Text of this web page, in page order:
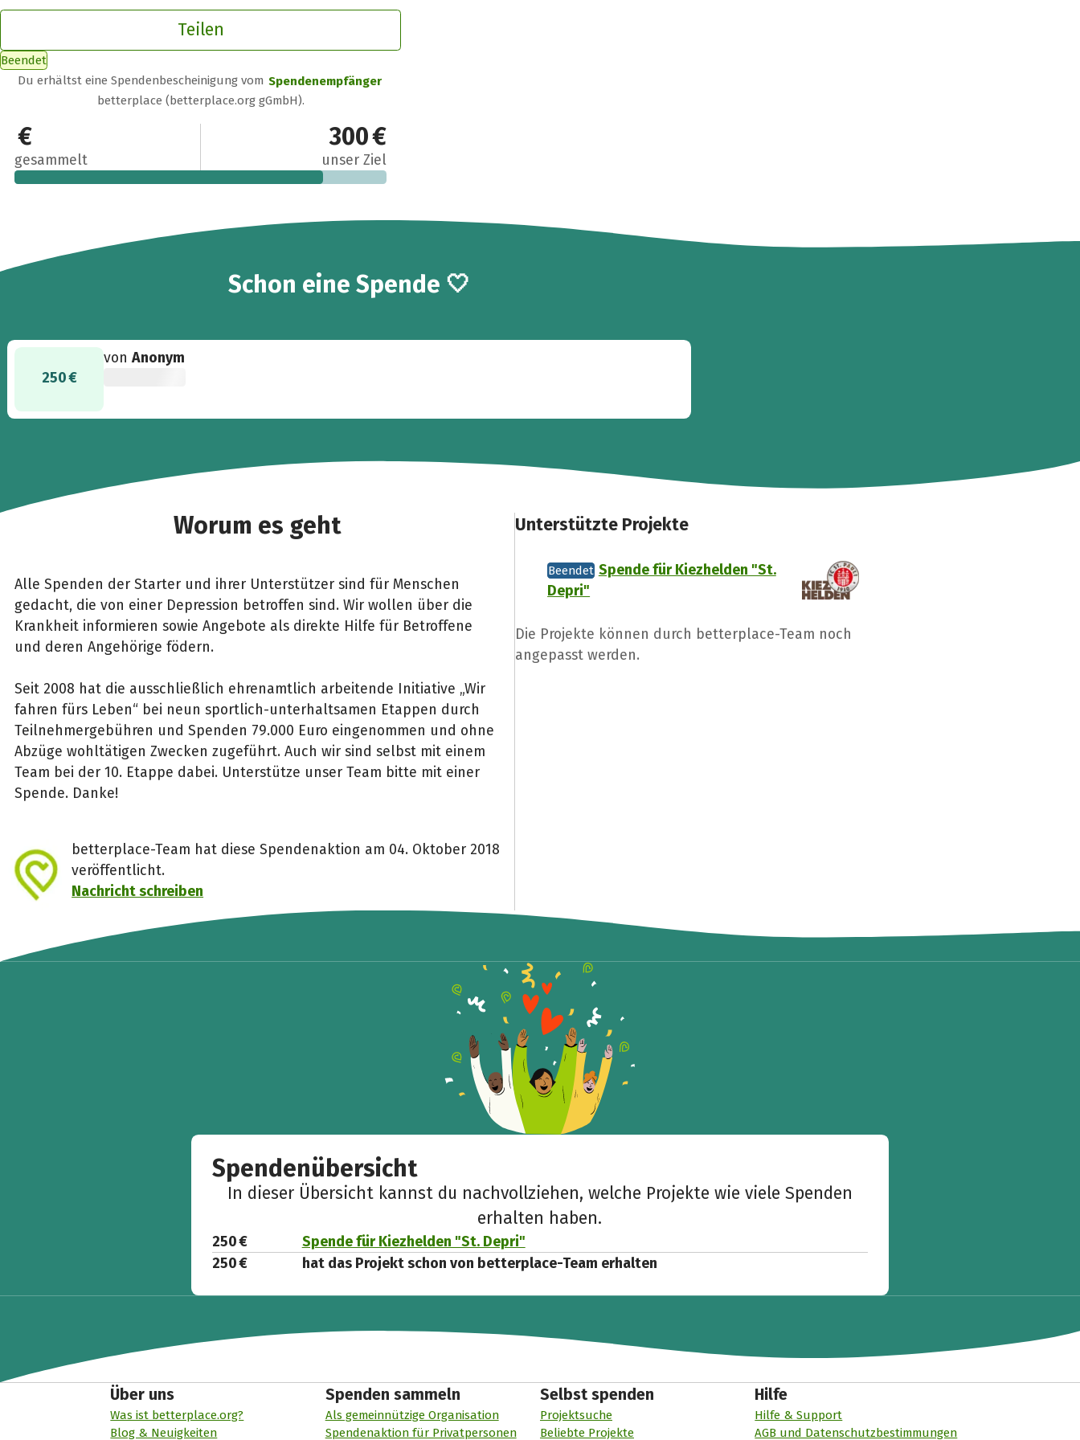
Teilen
Beendet
Du erhältst eine Spendenbescheinigung vom Spendenempfänger
betterplace (betterplace.org gGmbH).
250 €
gesammelt
300 €
unser Ziel
Schon eine Spende 🤍
250 €
vonAnonym
Worum es geht
Alle Spenden der Starter und ihrer Unterstützer sind für Menschen
gedacht, die von einer Depression betroffen sind. Wir wollen über die
Krankheit informieren sowie Angebote als direkte Hilfe für Betroffene
und deren Angehörige födern.
Seit 2008 hat die ausschließlich ehrenamtlich arbeitende Initiative „Wir
fahren fürs Leben“ bei neun sportlich-unterhaltsamen Etappen durch
Teilnehmergebühren und Spenden 79.000 Euro eingenommen und ohne
Abzüge wohltätigen Zwecken zugeführt. Auch wir sind selbst mit einem
Team bei der 10. Etappe dabei. Unterstütze unser Team bitte mit einer
Spende. Danke!
betterplace-Team hat diese Spendenaktion am 04. Oktober 2018
veröffentlicht.
Nachricht schreiben
Unterstützte Projekte
Beendet Spende für Kiezhelden "St.
Depri"
Die Projekte können durch betterplace-Team noch
angepasst werden.
Spendenübersicht
In dieser Übersicht kannst du nachvollziehen, welche Projekte wie viele Spenden
erhalten haben.
250 €
Spende für Kiezhelden "St. Depri"
250 €
hat das Projekt schon von betterplace-Team erhalten
Über uns
Was ist betterplace.org?
Blog & Neuigkeiten
Spenden sammeln
Als gemeinnützige Organisation
Spendenaktion für Privatpersonen
Selbst spenden
Projektsuche
Beliebte Projekte
Hilfe
Hilfe & Support
AGB und Datenschutzbestimmungen